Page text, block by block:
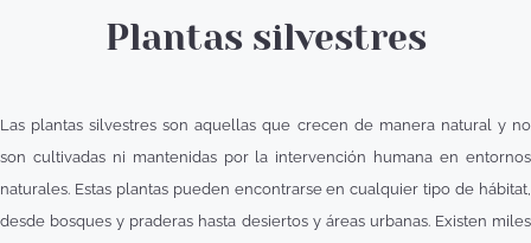
Plantas silvestres
Las plantas silvestres son aquellas que crecen de manera natural y no
son cultivadas ni mantenidas por la intervención humana en entornos
naturales. Estas plantas pueden encontrarse en cualquier tipo de hábitat,
desde bosques y praderas hasta desiertos y áreas urbanas. Existen miles